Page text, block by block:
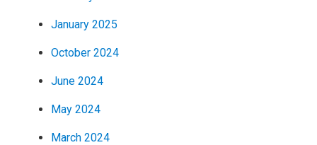
January 2025
October 2024
June 2024
May 2024
March 2024